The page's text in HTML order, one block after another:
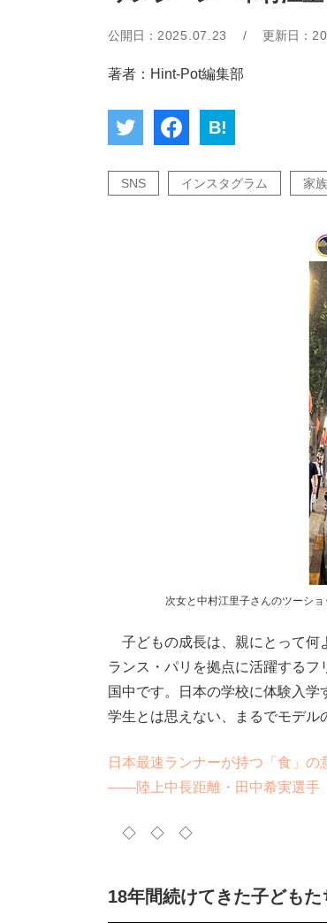
公開日： 2025.07.23 / 更新日：
著者：Hint-Pot編集部
B!
SNS インスタグラム 家族
次女と中村江里子さんのツーショ
子どもの成長は、親にとって何
ランス・パリを拠点に活躍する
国中です。日本の学校に体験入
学生とは思えない、まるでモデル
日本最速ランナーが持つ「食」
――陸上中長距離・田中希実選手
◇ ◇ ◇
18年間続けてきた子ども